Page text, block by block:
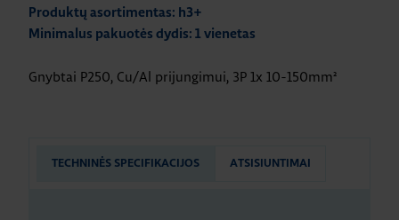
Produktų asortimentas: h3+
Minimalus pakuotės dydis: 1 vienetas
Gnybtai P250, Cu/Al prijungimui, 3P 1x 10-150mm²
TECHNINĖS SPECIFIKACIJOS ATSISIUNTIMAI